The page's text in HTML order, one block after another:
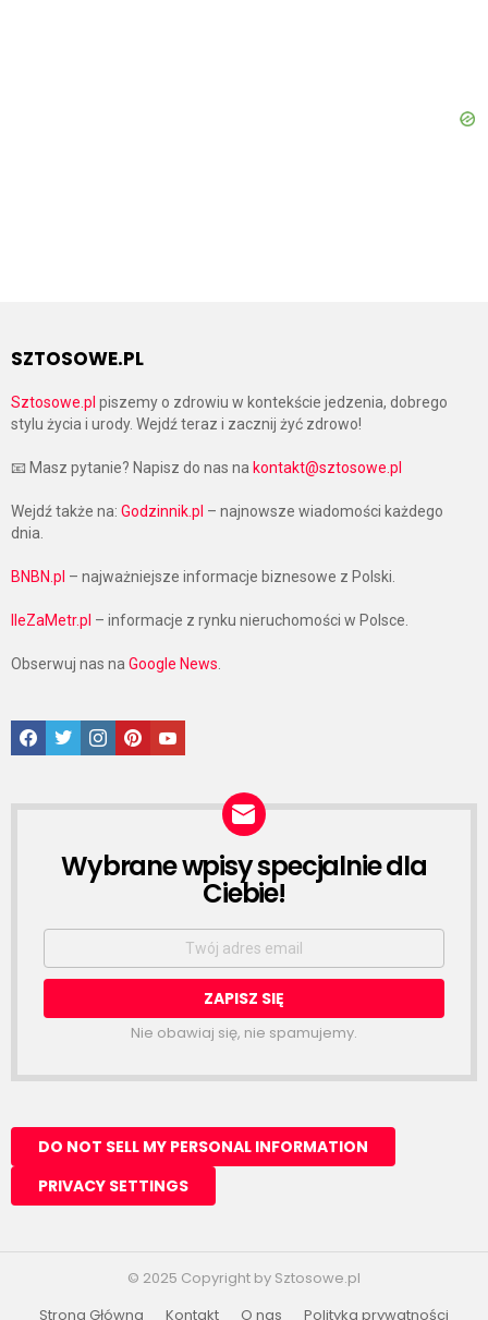
SZTOSOWE.PL
Sztosowe.pl piszemy o zdrowiu w kontekście jedzenia, dobrego
stylu życia i urody. Wejdź teraz i zacznij żyć zdrowo!
📧 Masz pytanie? Napisz do nas na kontakt@sztosowe.pl
Wejdź także na: Godzinnik.pl – najnowsze wiadomości każdego
dnia.
BNBN.pl – najważniejsze informacje biznesowe z Polski.
IleZaMetr.pl – informacje z rynku nieruchomości w Polsce.
Obserwuj nas naGoogle News.
Facebook
TwitterInstagramPinterestGoogle News
NEWSLETTER
Wybrane wpisy specjalnie dla
Ciebie!
Email
Nie obawiaj się, nie spamujemy.
© 2025 Copyright by Sztosowe.pl
Strona Główna
Kontakt O nas Polityka prywatności